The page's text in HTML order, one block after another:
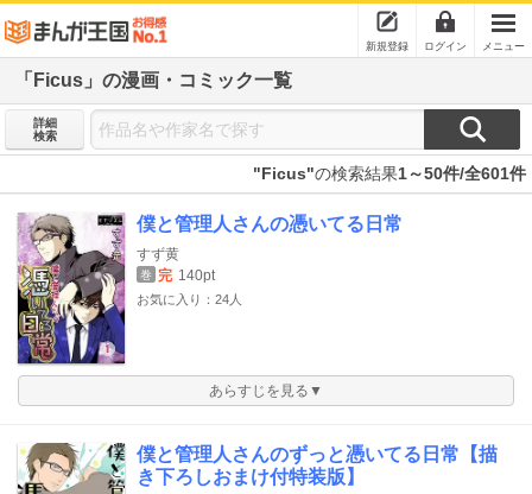
新規登録 ログイン メニュー
「Ficus」の漫画・コミック一覧
詳細
検索
"Ficus"の検索結果1～50件/全601件
僕と管理人さんの憑いてる日常
すず黄
巻 完 140pt
お気に入り：24人
あらすじを見る▼
僕と管理人さんのずっと憑いてる日常【描
き下ろしおまけ付特装版】